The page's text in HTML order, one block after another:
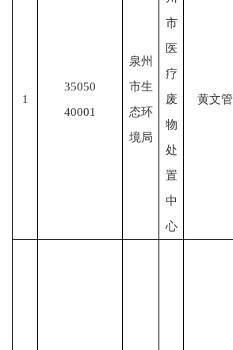
1
35050
40001
泉州
市生
态环
境局
市
医
疗
废
物
处
置
中
心
黄文管